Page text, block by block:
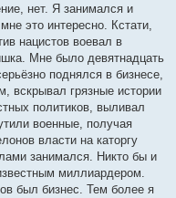
нет. Я занимался и
это интересно. Кстати,
нацистов воевал в
Мне было девятнадцать
поднялся в бизнесе,
вскрывал грязные истории
политиков, выливал
военные, получая
власти на каторгу
занимался. Никто бы и
миллиардером.
был бизнес. Тем более я